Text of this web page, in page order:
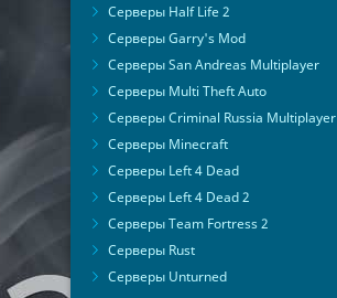
Серверы Half Life 2
Серверы Garry's Mod
Серверы San Andreas Multiplayer
Серверы Multi Theft Auto
Серверы Criminal Russia Multiplayer
Серверы Minecraft
Серверы Left 4 Dead
Серверы Left 4 Dead 2
Серверы Team Fortress 2
Серверы Rust
Серверы Unturned